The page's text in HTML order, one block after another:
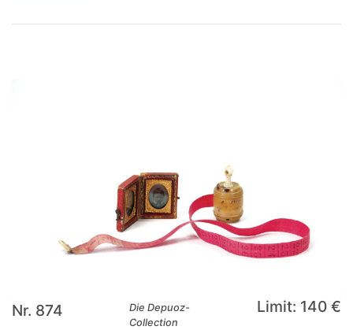
Nr. 874
Die Depuoz-
Collection
Limit: 140 €